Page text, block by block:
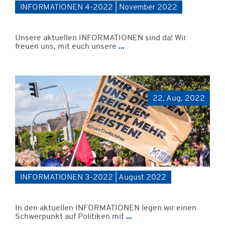
INFORMATIONEN 4-2022 | November 2022
Unsere aktuellen INFORMATIONEN sind da! Wir
freuen uns, mit euch unsere ...
22. Aug. 2022
INFORMATIONEN 3-2022 | August 2022
In den aktuellen INFORMATIONEN legen wir einen
Schwerpunkt auf Politiken mit ...